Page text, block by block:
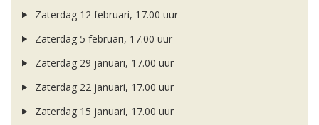
Zaterdag 12 februari, 17.00 uur
Zaterdag 5 februari, 17.00 uur
Zaterdag 29 januari, 17.00 uur
Zaterdag 22 januari, 17.00 uur
Zaterdag 15 januari, 17.00 uur